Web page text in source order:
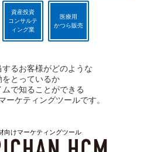
資産投資
コンサルテ
ィング業
医療用
かつら販売
するお客様がどのような
をとっているか
ムで知ることができる
ーケティングツールです。
向けマーケティングツール